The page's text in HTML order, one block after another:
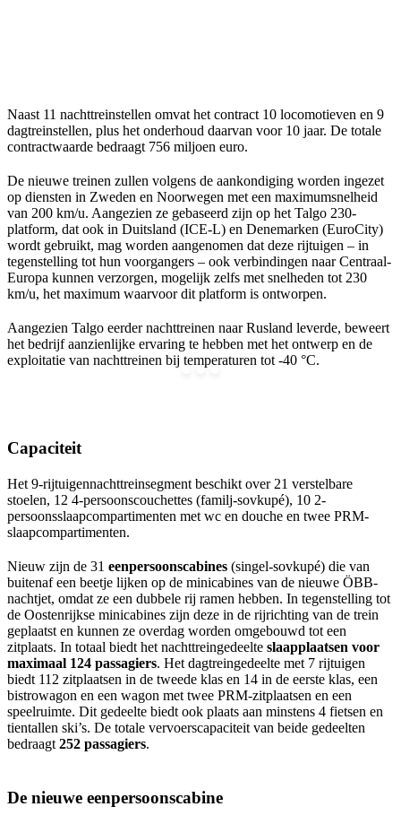
Naast 11 nachttreinstellen omvat het contract 10 locomotieven en 9
dagtreinstellen, plus het onderhoud daarvan voor 10 jaar. De totale
contractwaarde bedraagt 756 miljoen euro.
De nieuwe treinen zullen volgens de aankondiging worden ingezet
op diensten in Zweden en Noorwegen met een maximumsnelheid
van 200 km/u. Aangezien ze gebaseerd zijn op het Talgo 230-
platform, dat ook in Duitsland (ICE-L) en Denemarken (EuroCity)
wordt gebruikt, mag worden aangenomen dat deze rijtuigen – in
tegenstelling tot hun voorgangers – ook verbindingen naar Centraal-
Europa kunnen verzorgen, mogelijk zelfs met snelheden tot 230
km/u, het maximum waarvoor dit platform is ontworpen.
Aangezien Talgo eerder nachttreinen naar Rusland leverde, beweert
het bedrijf aanzienlijke ervaring te hebben met het ontwerp en de
exploitatie van nachttreinen bij temperaturen tot -40 °C.
Capaciteit
Het 9-rijtuigennachttreinsegment beschikt over 21 verstelbare
stoelen, 12 4-persoonscouchettes (familj-sovkupé), 10 2-
persoonsslaapcompartimenten met wc en douche en twee PRM-
slaapcompartimenten.
Nieuw zijn de 31 eenpersoonscabines (singel-sovkupé) die van
buitenaf een beetje lijken op de minicabines van de nieuwe ÖBB-
nachtjet, omdat ze een dubbele rij ramen hebben. In tegenstelling tot
de Oostenrijkse minicabines zijn deze in de rijrichting van de trein
geplaatst en kunnen ze overdag worden omgebouwd tot een
zitplaats. In totaal biedt het nachttreingedeelte slaapplaatsen voor
maximaal 124 passagiers. Het dagtreingedeelte met 7 rijtuigen
biedt 112 zitplaatsen in de tweede klas en 14 in de eerste klas, een
bistrowagon en een wagon met twee PRM-zitplaatsen en een
speelruimte. Dit gedeelte biedt ook plaats aan minstens 4 fietsen en
tientallen ski’s. De totale vervoerscapaciteit van beide gedeelten
bedraagt 252 passagiers.
De nieuwe eenpersoonscabine